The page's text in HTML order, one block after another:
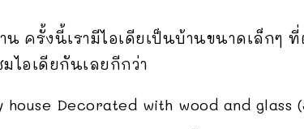
น ครั้งนี้เรามีไอเดียเป็นบ้านขนาดเล็กๆ
ไอเดียกันเลยกีกว่า